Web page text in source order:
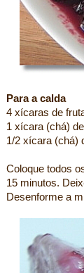
Para a calda
4 xícaras de
1 xícara (chá)
1/2 xícara (chá)
Coloque todos
15 minutos.
Desenforme a